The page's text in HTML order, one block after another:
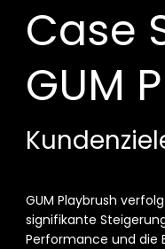
Case
GUM
GUM Playbrush
signifikante
Performance und die